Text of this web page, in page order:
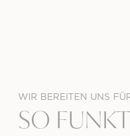
WIR BEREITEN UNS
SO